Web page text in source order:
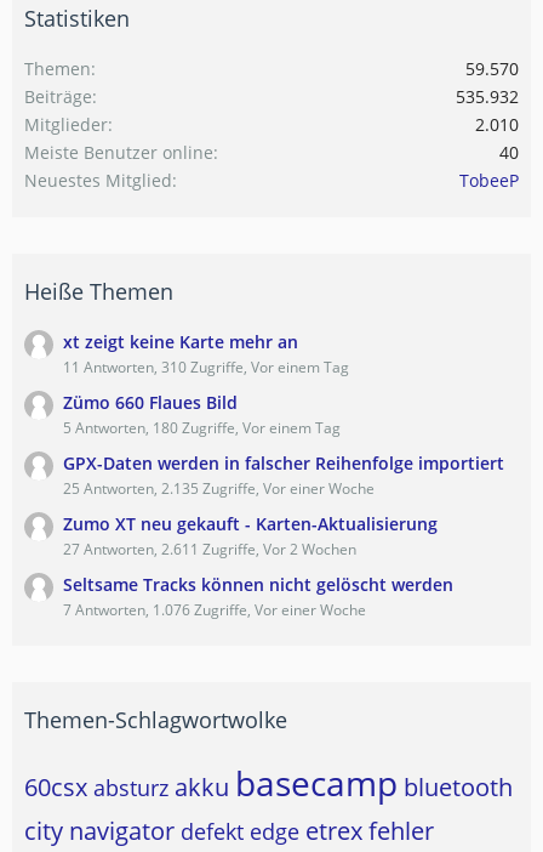
Statistiken
Themen
59.570
Beiträge
535.932
Mitglieder
2.010
Meiste Benutzer online
40
Neuestes Mitglied
TobeeP
Heiße Themen
xt zeigt keine Karte mehr an
11 Antworten, 310 Zugriffe, Vor einem Tag
Zümo 660 Flaues Bild
5 Antworten, 180 Zugriffe, Vor einem Tag
GPX-Daten werden in falscher Reihenfolge importiert
25 Antworten, 2.135 Zugriffe, Vor einer Woche
Zumo XT neu gekauft - Karten-Aktualisierung
27 Antworten, 2.611 Zugriffe, Vor 2 Wochen
Seltsame Tracks können nicht gelöscht werden
7 Antworten, 1.076 Zugriffe, Vor einer Woche
Themen-Schlagwortwolke
60csx absturz akku basecamp bluetooth
city navigator defekt edge etrexfehler